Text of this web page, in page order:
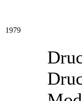
1979